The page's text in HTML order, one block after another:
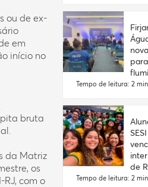
ou de ex-
em
início no
bruta
da Matriz
os
com o
Tempo de leitura: 2
de
Tempo de leitura: 2